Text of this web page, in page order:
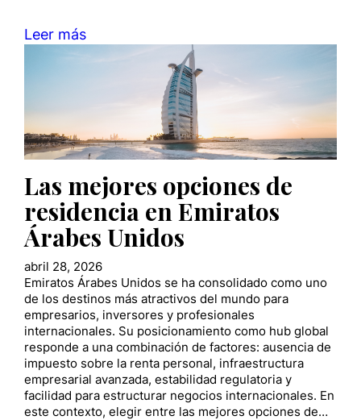
Leer más
Las mejores opciones de
residencia en Emiratos
Árabes Unidos
abril 28, 2026
Emiratos Árabes Unidos se ha consolidado como uno
de los destinos más atractivos del mundo para
empresarios, inversores y profesionales
internacionales. Su posicionamiento como hub global
responde a una combinación de factores: ausencia de
impuesto sobre la renta personal, infraestructura
empresarial avanzada, estabilidad regulatoria y
facilidad para estructurar negocios internacionales. En
este contexto, elegir entre las mejores opciones de…